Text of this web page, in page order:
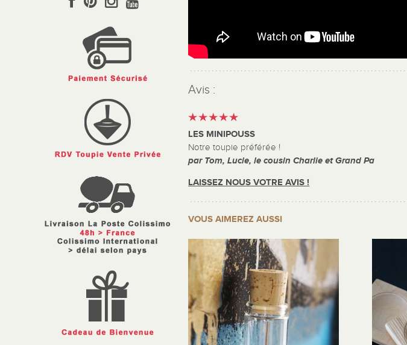
Avis :
LES MINIPOUSS
Notre toupie préférée !
par Tom, Lucie, le cousin Charlie et Grand Pa
LAISSEZ NOUS VOTRE AVIS !
VOUS AIMEREZ AUSSI